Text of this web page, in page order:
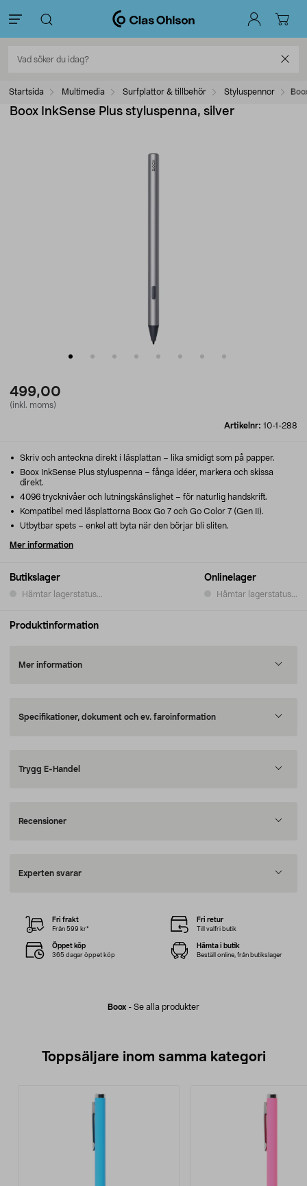
Startsida Multimedia Surfplattor & tillbehör Styluspennor
Boox InkSense Plus styluspenna, silver
499,00
(inkl. moms)
Artikelnr: 10-1-288
Butikslager
Hämtar lagerstatus...
Onlinelager
Hämtar lagerstatus...
Skriv och anteckna direkt i läsplattan – lika smidigt som på papper.
Boox InkSense Plus styluspenna – fånga idéer, markera och skissa
direkt.
4096 trycknivåer och lutningskänslighet – för naturlig handskrift.
Kompatibel med läsplattorna Boox Go 7 och Go Color 7 (Gen II).
Utbytbar spets – enkel att byta när den börjar bli sliten.
Mer information
Produktinformation
Mer information
Specifikationer, dokument och ev. faroinformation
Trygg E-Handel
Recensioner
Experten svarar
Boox - Se alla produkter
Fri frakt
Från 599 kr*
Fri retur
Till valfri butik
Öppet köp
365 dagar öppet köp
Hämta i butik
Beställ online, från butikslager
Toppsäljare inom samma kategori